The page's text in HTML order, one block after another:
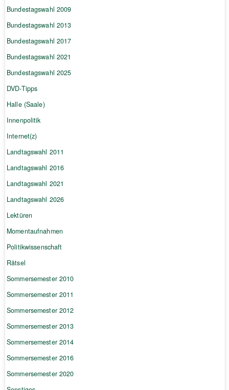
Bundestagswahl 2009
Bundestagswahl 2013
Bundestagswahl 2017
Bundestagswahl 2021
Bundestagswahl 2025
DVD-Tipps
Halle (Saale)
Innenpolitik
Internet(z)
Landtagswahl 2011
Landtagswahl 2016
Landtagswahl 2021
Landtagswahl 2026
Lektüren
Momentaufnahmen
Politikwissenschaft
Rätsel
Sommersemester 2010
Sommersemester 2011
Sommersemester 2012
Sommersemester 2013
Sommersemester 2014
Sommersemester 2016
Sommersemester 2020